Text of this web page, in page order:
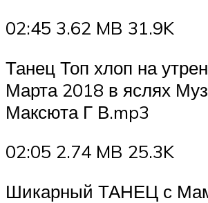
02:45 3.62 MB 31.9K
Танец Топ хлоп на
Марта 2018 в яслях
Максюта Г В.mp3
02:05 2.74 MB 25.3K
Шикарный ТАНЕЦ с